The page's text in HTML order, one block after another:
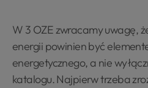
W 3 OZE zwracamy uwagę,
energii powinien być
energetycznego, a nie
katalogu. Najpierw trzeba